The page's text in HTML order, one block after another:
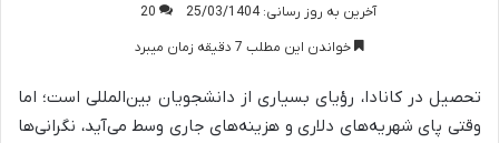
آخرین به روز رسانی: 25/03/1404
20
خواندن این مطلب 7 دقیقه زمان میبرد
تحصیل در کانادا، رؤیای بسیاری از دانشجویان بین‌المللی است؛ اما
وقتی پای شهریه‌های دلاری و هزینه‌های جاری وسط می‌آید، نگرانی‌ها